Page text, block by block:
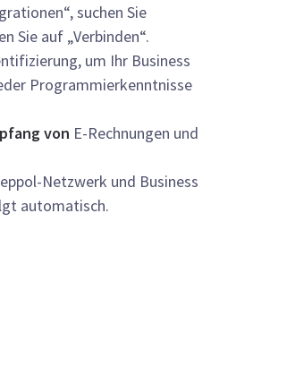
suchen Sie
Sie auf „Verbinden“.
um Ihr Business
Programmierkenntnisse
von E-Rechnungen und
Netzwerk und Business
automatisch.